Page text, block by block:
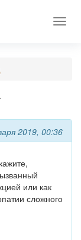
2019, 00:36
или как
сложного